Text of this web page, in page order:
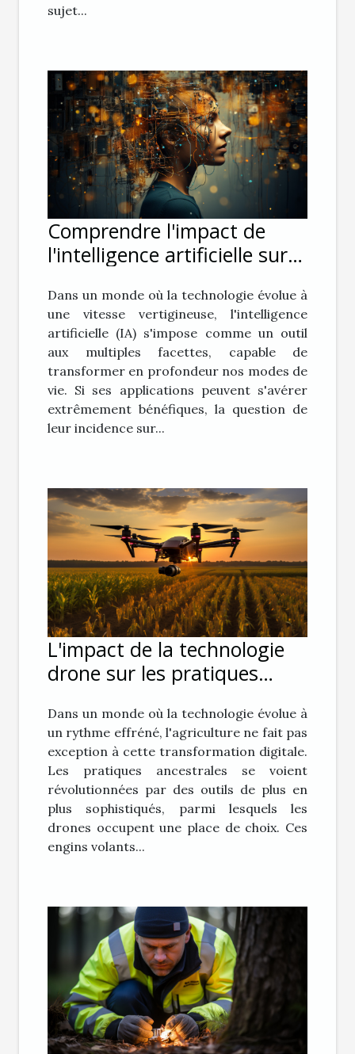
sujet...
Comprendre l'impact de
l'intelligence artificielle sur
Dans un monde où la technologie évolue à
une vitesse vertigineuse, l'intelligence
artificielle (IA) s'impose comme un outil
aux multiples facettes, capable de
transformer en profondeur nos modes de
vie. Si ses applications peuvent s'avérer
extrêmement bénéfiques, la question de
leur incidence sur...
L'impact de la technologie
drone sur les pratiques
Dans un monde où la technologie évolue à
un rythme effréné, l'agriculture ne fait pas
exception à cette transformation digitale.
Les pratiques ancestrales se voient
révolutionnées par des outils de plus en
plus sophistiqués, parmi lesquels les
drones occupent une place de choix. Ces
engins volants...